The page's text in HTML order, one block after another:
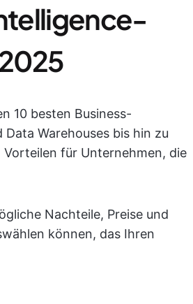
10 besten Business-
Warehouses bis hin zu
für Unternehmen, die
Nachteile, Preise und
können, das Ihren